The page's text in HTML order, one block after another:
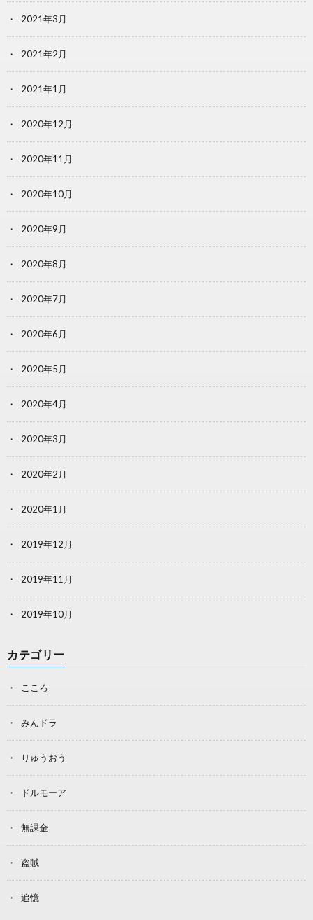
2021年3月
2021年2月
2021年1月
2020年12月
2020年11月
2020年10月
2020年9月
2020年8月
2020年7月
2020年6月
2020年5月
2020年4月
2020年3月
2020年2月
2020年1月
2019年12月
2019年11月
2019年10月
カテゴリー
こころ
みんドラ
りゅうおう
ドルモーア
無課金
盗賊
追憶